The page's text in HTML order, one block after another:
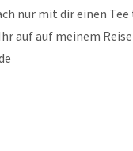
nur mit dir einen
auf auf meinem